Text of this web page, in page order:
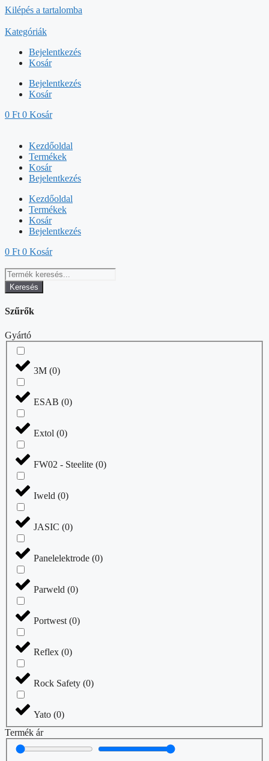
Kilépés a tartalomba
Kategóriák
Bejelentkezés
Kosár
Bejelentkezés
Kosár
0 Ft 0 Kosár
Kezdőoldal
Termékek
Kosár
Bejelentkezés
Kezdőoldal
Termékek
Kosár
Bejelentkezés
0 Ft 0 Kosár
Keresés
Szűrők
Gyártó
3M (0)
ESAB (0)
Extol (0)
FW02 - Steelite (0)
Iweld (0)
JASIC (0)
Panelelektrode (0)
Parweld (0)
Portwest (0)
Reflex (0)
Rock Safety (0)
Yato (0)
Termék ár